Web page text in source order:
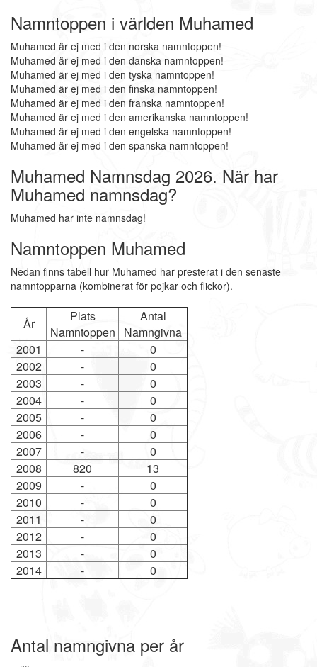
Namntoppen i världen Muhamed
Muhamed är ej med i den norska namntoppen!
Muhamed är ej med i den danska namntoppen!
Muhamed är ej med i den tyska namntoppen!
Muhamed är ej med i den finska namntoppen!
Muhamed är ej med i den franska namntoppen!
Muhamed är ej med i den amerikanska namntoppen!
Muhamed är ej med i den engelska namntoppen!
Muhamed är ej med i den spanska namntoppen!
Muhamed Namnsdag 2026. När har
Muhamed namnsdag?
Muhamed har inte namnsdag!
Namntoppen Muhamed
Nedan finns tabell hur Muhamed har presterat i den senaste
namntopparna (kombinerat för pojkar och flickor).
År
Plats
Namntoppen
Antal
Namngivna
2001
-
0
2002
-
0
2003
-
0
2004
-
0
2005
-
0
2006
-
0
2007
-
0
2008
820
13
2009
-
0
2010
-
0
2011
-
0
2012
-
0
2013
-
0
2014
- 0
Antal namngivna per år